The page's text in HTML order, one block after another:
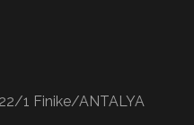
1 Finike/ANTALYA